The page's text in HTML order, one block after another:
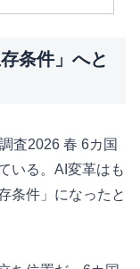
条件」へと
査2026 春 6カ国
いる。AI変革はも
条件」になったと